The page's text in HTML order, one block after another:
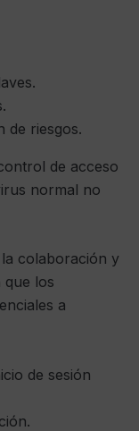
de riesgos.
de acceso
normal no
colaboración y
que los
a
de sesión